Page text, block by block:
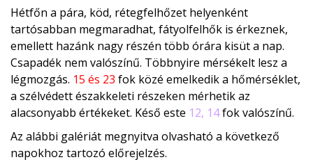
Hétfőn a pára, köd, rétegfelhőzet helyenként
tartósabban megmaradhat, fátyolfelhők is érkeznek,
emellett hazánk nagy részén több órára kisüt a nap.
Csapadék nem valószínű. Többnyire mérsékelt lesz a
légmozgás. 15 és 23 fok közé emelkedik a hőmérséklet,
a szélvédett északkeleti részeken mérhetik az
alacsonyabb értékeket. Késő este 12, 14fok valószínű.
Az alábbi galériát megnyitva olvasható a következő
napokhoz tartozó előrejelzés.